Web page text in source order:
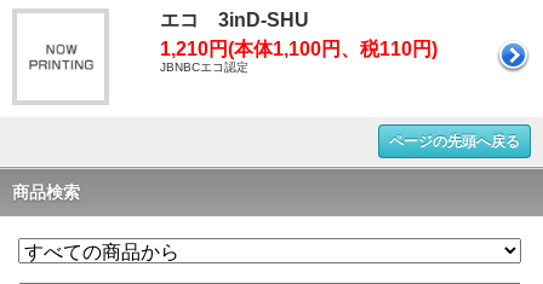
エコ 3inD-SHU
1,210円(本体1,100円、税110円)
JBNBCエコ認定
ページの先頭へ戻る
商品検索